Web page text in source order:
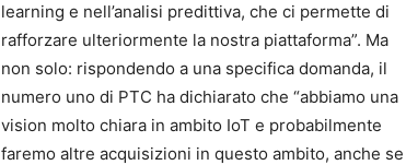
learning e nell’analisi predittiva, che ci permette di
rafforzare ulteriormente la nostra piattaforma”. Ma
non solo: rispondendo a una specifica domanda, il
numero uno di PTC ha dichiarato che “abbiamo una
vision molto chiara in ambito IoT e probabilmente
faremo altre acquisizioni in questo ambito, anche se